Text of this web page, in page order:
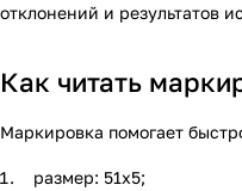
отклонений и результатов
Как читать
Маркировка помогает
размер: 51х5;